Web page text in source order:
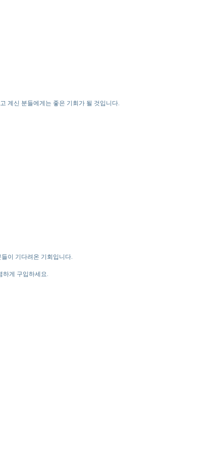
계신 분들에게는 좋은 기회가 될 것입니다.
이 기다려온 기회입니다.
게 구입하세요.